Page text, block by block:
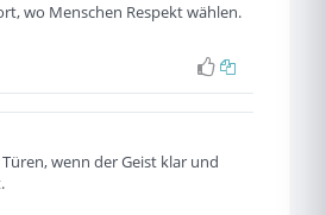
wo Menschen Respekt wählen.
wenn der Geist klar und